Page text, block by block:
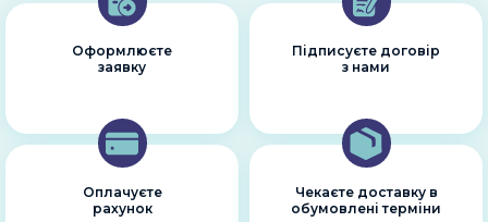
Оформлюєте
заявку
Підписуєте договір
з нами
Оплачуєте
рахунок
Чекаєте доставку в
обумовлені терміни